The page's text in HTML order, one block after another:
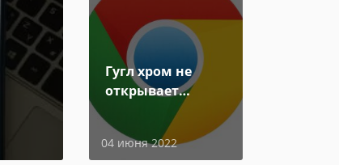
Гугл хром не
открывает
04 июня 2022